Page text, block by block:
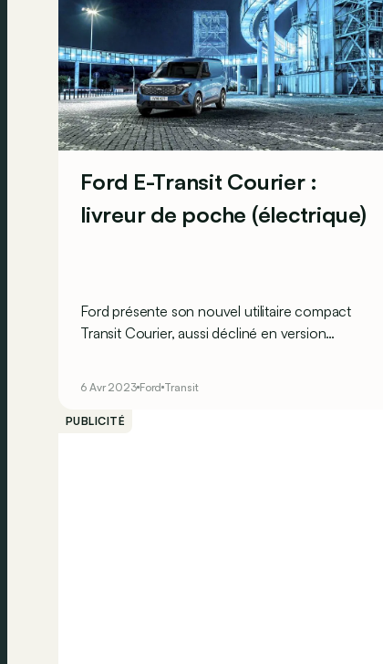
Ford E-Transit Courier :
livreur de poche (électrique)
Ford présente son nouvel utilitaire compact
Transit Courier, aussi décliné en version
6 Avr 2023 Ford Transit
PUBLICITÉ